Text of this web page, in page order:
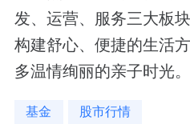
发、运营、服务三大板
构建舒心、便捷的生活
多温情绚丽的亲子时光。
基金 股市行情